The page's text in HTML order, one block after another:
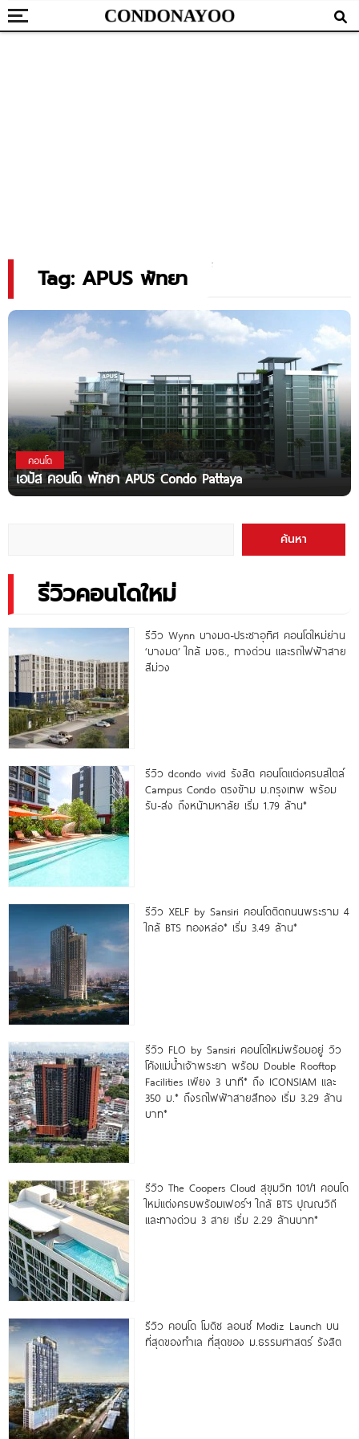
Tag: APUS พัทยา
คอนโด
เอปัส คอนโด พัทยา APUS Condo Pattaya
ค้นหา
รีวิวคอนโดใหม่
รีวิว Wynn บางมด-ประชาอุทิศ คอนโดใหม่ย่าน
‘บางมด’ ใกล้ มจธ., ทางด่วน และรถไฟฟ้าสาย
สีม่วง
รีวิว dcondo vivid รังสิต คอนโดแต่งครบสไตล์
Campus Condo ตรงข้าม ม.กรุงเทพ พร้อม
รับ-ส่ง ถึงหน้ามหาลัย เริ่ม 1.79 ล้าน*
รีวิว XELF by Sansiri คอนโดติดถนนพระราม 4
ใกล้ BTS ทองหล่อ* เริ่ม 3.49 ล้าน*
รีวิว FLO by Sansiri คอนโดใหม่พร้อมอยู่ วิว
โค้งแม่น้ำเจ้าพระยา พร้อม Double Rooftop
Facilities เพียง 3 นาที* ถึง ICONSIAM และ
350 ม.* ถึงรถไฟฟ้าสายสีทอง เริ่ม 3.29 ล้าน
บาท*
รีวิว The Coopers Cloud สุขุมวิท 101/1 คอนโด
ใหม่แต่งครบพร้อมเฟอร์ฯ ใกล้ BTS ปุณณวิถี
และทางด่วน 3 สาย เริ่ม 2.29 ล้านบาท*
รีวิว คอนโด โมดิซ ลอนซ์ Modiz Launch บน
ที่สุดของทำเล ที่สุดของ ม.ธรรมศาสตร์ รังสิต